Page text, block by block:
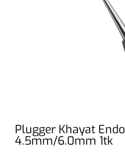
Plugger Khayat Endo
4.5mm/6.0mm 1tk